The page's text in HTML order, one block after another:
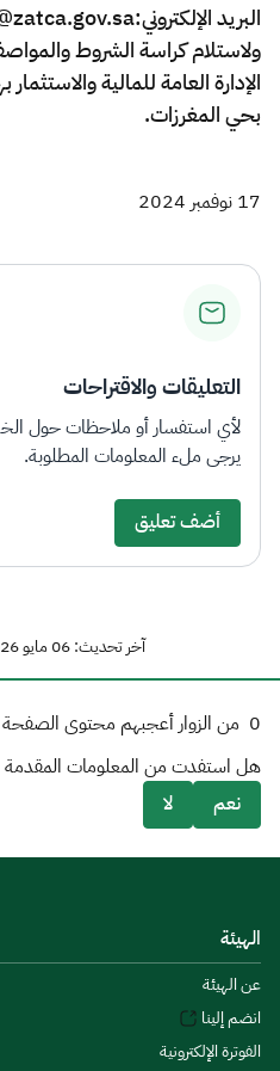
البريد الإلكتروني:investment@zatca.gov.sa
ولاستلام كراسة الشروط
الإدارة العامة للمالية
بحي المغرزات.
17 نوفمبر 2024
التعليقات والاقتراحات
لأي استفسار أو ملاحظات حول
يرجى ملء المعلومات المطلوبة.
أضف تعليق
آخر تحديث: 06 مايو 2026 03:47 م المملكة العربية السعودية
0 من الزوار أعجبهم محتوى
هل استفدت من المعلومات
نعم
لا
الهيئة
عن الهيئة
انضم إلينا
الفوترة الإلكترونية